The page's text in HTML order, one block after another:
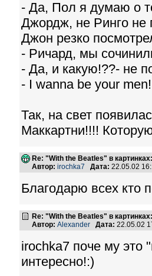
- Да, Пол я думаю о
Джордж, не Ринго не
Джон резко
- Ричард, мы
- Да, и какую!??- не
- I wanna be your
Так, на свет
Маккартни!!!!
Re: "With the Beatles" в
Автор: irochka7 Дата: 22.05.02
Благодарю всех кто
Re: "With the Beatles" в
Автор: Alexander Дата: 22.05.02
irochka7 поче му это
интересно!:)